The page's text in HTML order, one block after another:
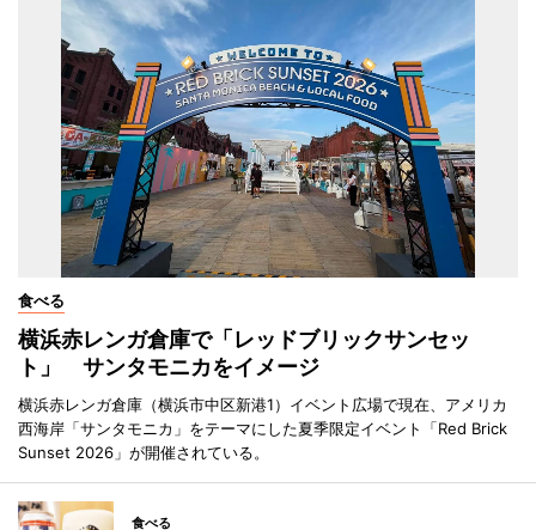
食べる
横浜赤レンガ倉庫で「レッドブリックサンセッ
ト」 サンタモニカをイメージ
横浜赤レンガ倉庫（横浜市中区新港1）イベント広場で現在、アメリカ
西海岸「サンタモニカ」をテーマにした夏季限定イベント「Red Brick
Sunset 2026」が開催されている。
食べる